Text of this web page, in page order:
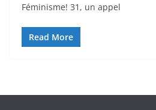
Féminisme! 31, un appel
Read More